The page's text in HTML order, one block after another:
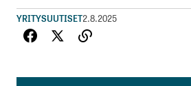
YRITYSUUTISET2.8.2025